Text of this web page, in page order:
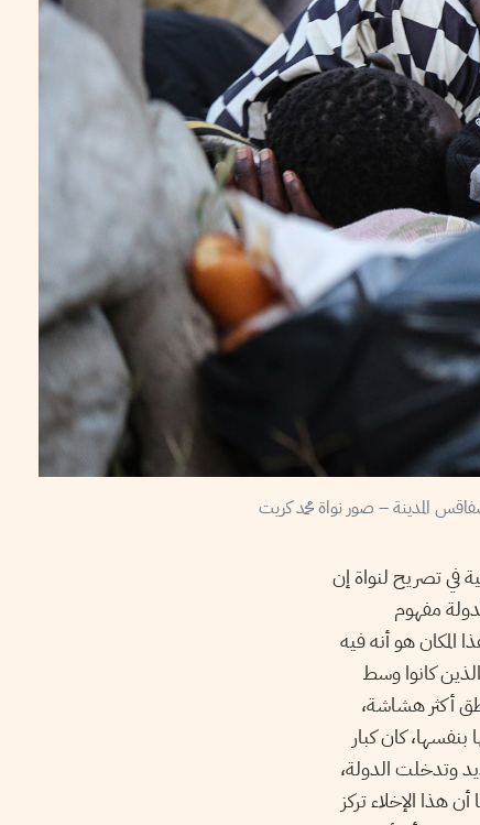
في تصريح لنواة إن
مفهوم
هو أنه فيه
كانوا وسط
أكثر هشاشة،
كان كبار
وتدخلت الدولة،
هذا الإخلاء تركز